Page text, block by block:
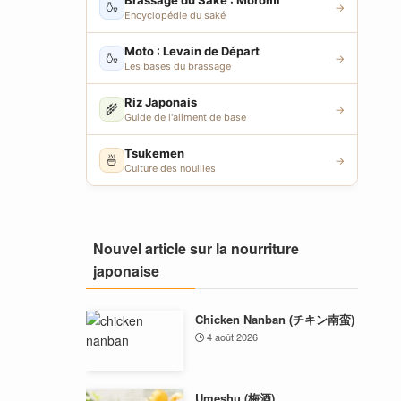
🍶
Encyclopédie du saké
→
🍶 Moto : Levain de Départ
Les bases du brassage
→
🌾 Riz Japonais
Guide de l'aliment de base
→
🍜 Tsukemen
Culture des nouilles
→
Nouvel article sur la nourriture
japonaise
Chicken Nanban (チキン南蛮)
4 août 2026